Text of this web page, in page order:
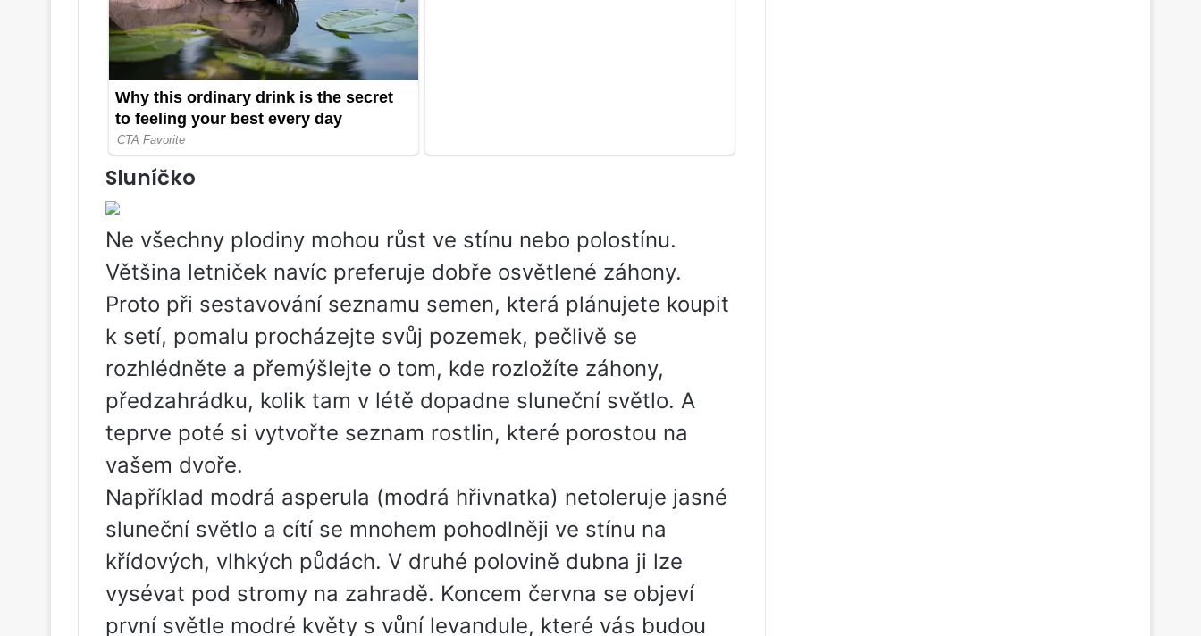
Sluníčko
Ne všechny plodiny mohou růst ve stínu nebo polostínu.
Většina letniček navíc preferuje dobře osvětlené záhony.
Proto při sestavování seznamu semen, která plánujete koupit
k setí, pomalu procházejte svůj pozemek, pečlivě se
rozhlédněte a přemýšlejte o tom, kde rozložíte záhony,
předzahrádku, kolik tam v létě dopadne sluneční světlo. A
teprve poté si vytvořte seznam rostlin, které porostou na
vašem dvoře.
Například modrá asperula (modrá hřivnatka) netoleruje jasné
sluneční světlo a cítí se mnohem pohodlněji ve stínu na
křídových, vlhkých půdách. V druhé polovině dubna ji lze
vysévat pod stromy na zahradě. Koncem června se objeví
první světle modré květy s vůní levandule, které vás budou